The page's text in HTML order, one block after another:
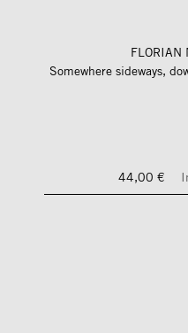
FLORIAN
Somewhere sideways,
44,00 €